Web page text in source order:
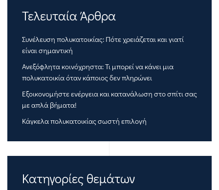
Τελευταία Άρθρα
Συνέλευση πολυκατοικίας: Πότε χρειάζεται και γιατί
είναι σημαντική
Ανεξόφλητα κοινόχρηστα: Τι μπορεί να κάνει μια
πολυκατοικία όταν κάποιος δεν πληρώνει
Εξοικονομήστε ενέργεια και κατανάλωση στο σπίτι σας
με απλά βήματα!
Κάγκελα πολυκατοικίας σωστή επιλογή
Κατηγορίες θεμάτων